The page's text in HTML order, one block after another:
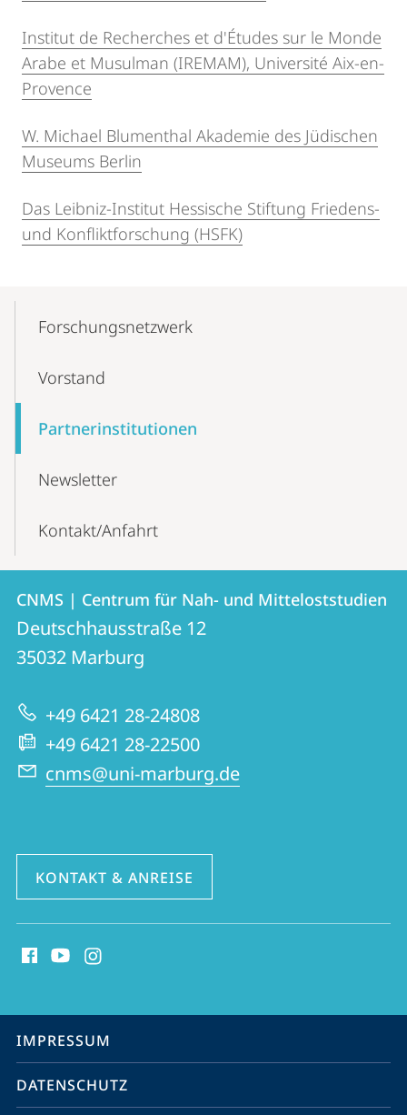
Institut de Recherches et d'Études sur le Monde
Arabe et Musulman (IREMAM), Université Aix-en-
Provence
W. Michael Blumenthal Akademie des Jüdischen
Museums Berlin
Das Leibniz-Institut Hessische Stiftung Friedens-
und Konfliktforschung (HSFK)
NavigationForschungs­netzwerk
Vorstand
Partnerinstitutionen
Newsletter
Kontakt/Anfahrt
Kontakt
und
Informationen
zur
Website
Kontaktinformationen
CNMS
|
Centrum
für
Nah-
und
Mitteloststudien
CNMS | Centrum für Nah- und Mitteloststudien
Deutschhausstraße 12
35032 Marburg
+49 6421 28-24808
+49 6421 28-22500
cnms@uni-marburg.de
KONTAKT & ANREISE
Media
Service-
Navigation
IMPRESSUM
DATENSCHUTZ